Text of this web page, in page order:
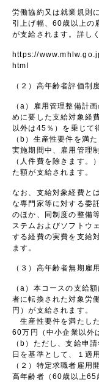
労働協約又は就業規則
引上げ幅、60歳以上の
が支給されます。詳し
https://
html
（２）高年齢者評価制
（a）雇用管理整備計
めに要した支給対象経
以外は45％）を乗じて
（b）生産性要件を満
実施期間中、雇用管理
（人件費を除きます
た額が支給されます。
なお、支給対象経費と
な専門家等に対する委
のほか、同制度の整備
ステムおよびソフトウ
する経費の実費を支給
ます。
（３）高年齢者無期雇
（a）本コースの支給
者に転換された対象労
円）が支給されます。
生産性要件を満たし
60万円（中小企業以外
（b）ただし、支給申
日を基準として、１適
（２）特定求職者雇用
高年齢者（60歳以上65